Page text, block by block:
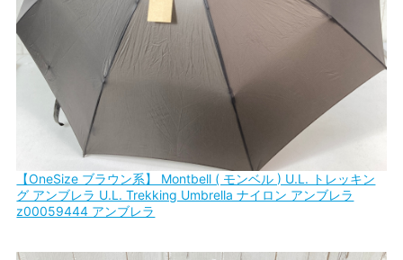
【OneSize ブラウン系】 Montbell ( モンベル ) U.L. トレッキン
グ アンブレラ U.L. Trekking Umbrella ナイロン アンブレラ
z00059444 アンブレラ